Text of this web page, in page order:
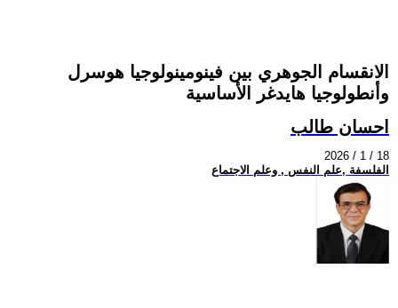
الانقسام الجوهري بين فينومينولوجيا هوسرل
وأنطولوجيا هايدغر الأساسية
احسان طالب
2026 / 1 / 18
الفلسفة ,علم النفس , وعلم الاجتماع